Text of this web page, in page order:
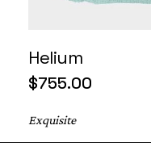
Helium
$755.00
Exquisite